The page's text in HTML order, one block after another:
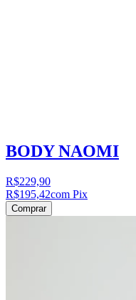
BODY NAOMI
R$229,90
R$195,42com Pix
Comprar